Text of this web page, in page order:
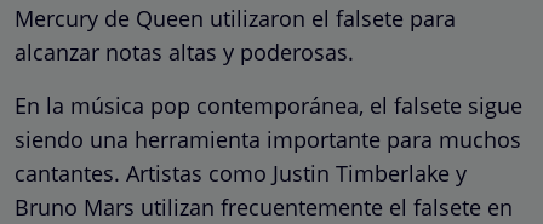
Mercury de Queen utilizaron el falsete para
alcanzar notas altas y poderosas.
En la música pop contemporánea, el falsete sigue
siendo una herramienta importante para muchos
cantantes. Artistas como Justin Timberlake y
Bruno Mars utilizan frecuentemente el falsete en